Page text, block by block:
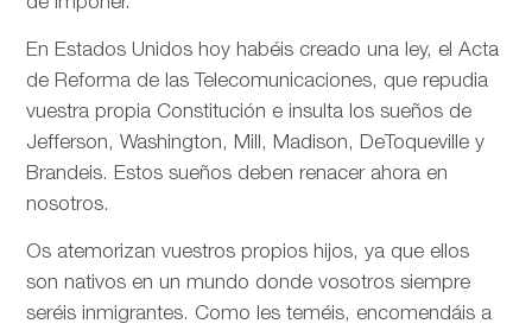
En Estados Unidos hoy habéis creado una ley, el Acta
de Reforma de las Telecomunicaciones, que repudia
vuestra propia Constitución e insulta los sueños de
Jefferson, Washington, Mill, Madison, DeToqueville y
Brandeis. Estos sueños deben renacer ahora en
nosotros.
Os atemorizan vuestros propios hijos, ya que ellos
son nativos en un mundo donde vosotros siempre
seréis inmigrantes. Como les teméis, encomendáis a